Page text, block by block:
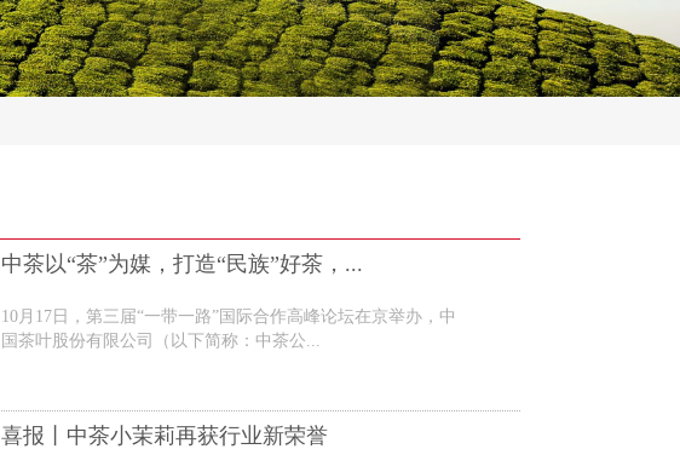
中茶以“茶”为媒，打造“民族”好茶，...
10月17日，第三届“一带一路”国际合作高峰论坛在京举办，中
国茶叶股份有限公司（以下简称：中茶公...
喜报丨中茶小茉莉再获行业新荣誉